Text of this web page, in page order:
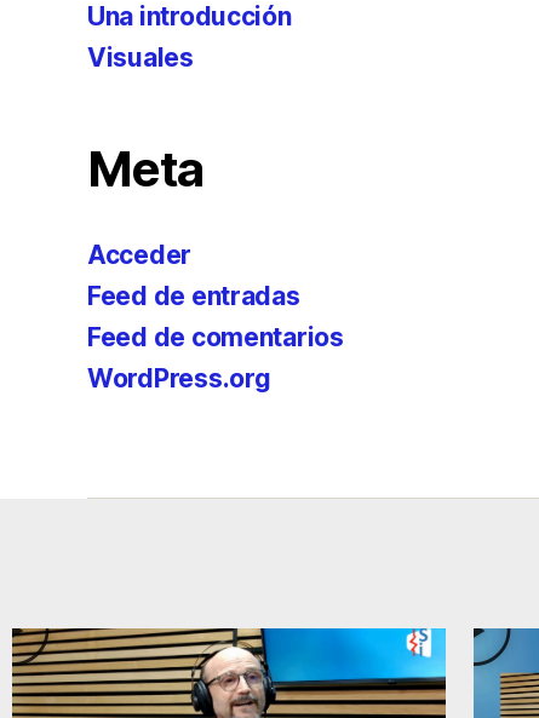
Una introducción
Visuales
Meta
Acceder
Feed de entradas
Feed de comentarios
WordPress.org